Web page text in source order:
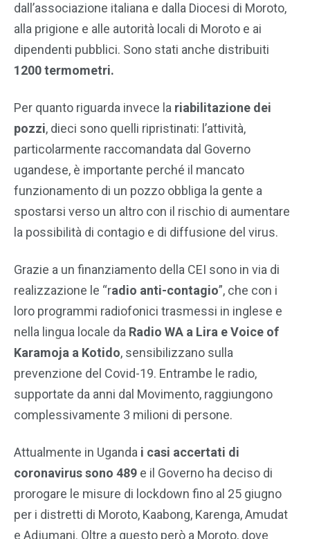
dall’associazione italiana e dalla Diocesi di Moroto,
alla prigione e alle autorità locali di Moroto e ai
dipendenti pubblici. Sono stati anche distribuiti
1200 termometri.
Per quanto riguarda invece la riabilitazione dei
pozzi, dieci sono quelli ripristinati: l’attività,
particolarmente raccomandata dal Governo
ugandese, è importante perché il mancato
funzionamento di un pozzo obbliga la gente a
spostarsi verso un altro con il rischio di aumentare
la possibilità di contagio e di diffusione del virus.
Grazie a un finanziamento della CEI sono in via di
realizzazione le “radio anti-contagio”, che con i
loro programmi radiofonici trasmessi in inglese e
nella lingua locale da Radio WA a Lira e Voice of
Karamoja a Kotido, sensibilizzano sulla
prevenzione del Covid-19. Entrambe le radio,
supportate da anni dal Movimento, raggiungono
complessivamente 3 milioni di persone.
Attualmente in Uganda i casi accertati di
coronavirus sono 489 e il Governo ha deciso di
prorogare le misure di lockdown fino al 25 giugno
per i distretti di Moroto, Kaabong, Karenga, Amudat
e Adjumani. Oltre a questo però a Moroto, dove